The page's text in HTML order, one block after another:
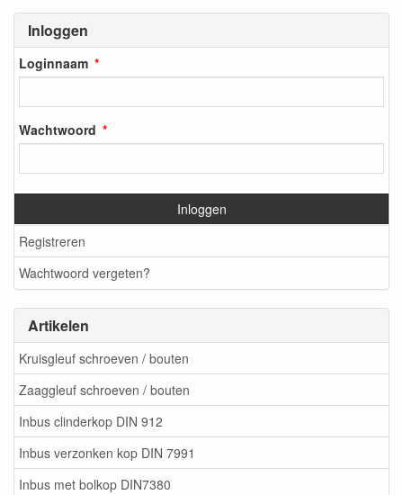
Inloggen
Loginnaam
Wachtwoord
Inloggen
Registreren
Wachtwoord vergeten?
Artikelen
Kruisgleuf schroeven / bouten
Zaaggleuf schroeven / bouten
Inbus clinderkop DIN 912
Inbus verzonken kop DIN 7991
Inbus met bolkop DIN7380